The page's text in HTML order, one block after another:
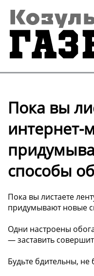
Пока вы
способы
Пока вы листаете
придумывают новые
Одни настроены
— заставить
Будьте бдительны,